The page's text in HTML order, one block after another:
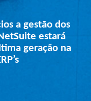
a gestão dos
estará
geração na